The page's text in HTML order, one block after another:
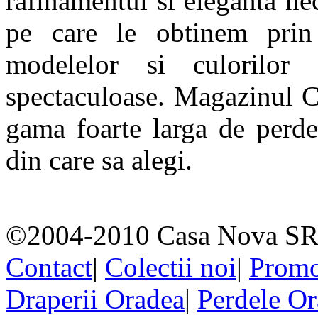
pe care le obtinem
modelelor si culorilor
spectaculoase. Magazinul
gama foarte larga de
din care sa alegi.
©2004-2010 Casa Nova
Contact| Colectii noi|
Draperii Oradea| Perdele